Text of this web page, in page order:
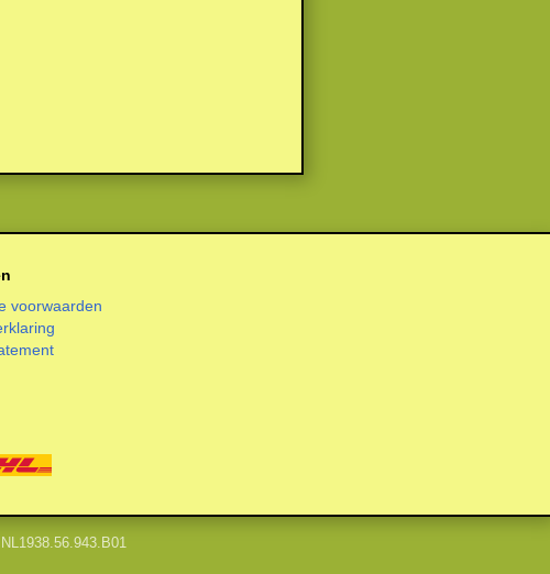
voorwaarden